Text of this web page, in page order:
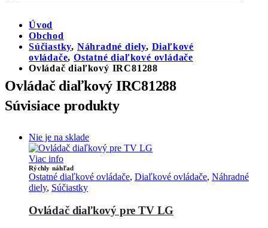
Úvod
Obchod
Súčiastky, Náhradné diely, Diaľkové
ovládače,Ostatné diaľkové ovládače
Ovládač diaľkový IRC81288
Ovládač diaľkový IRC81288
Súvisiace produkty
Nie je na sklade
Viac info
Rýchly náhľad
Ostatné diaľkové ovládače, Diaľkové ovládače, Náhradné
diely, Súčiastky
Ovládač diaľkový pre TV LG